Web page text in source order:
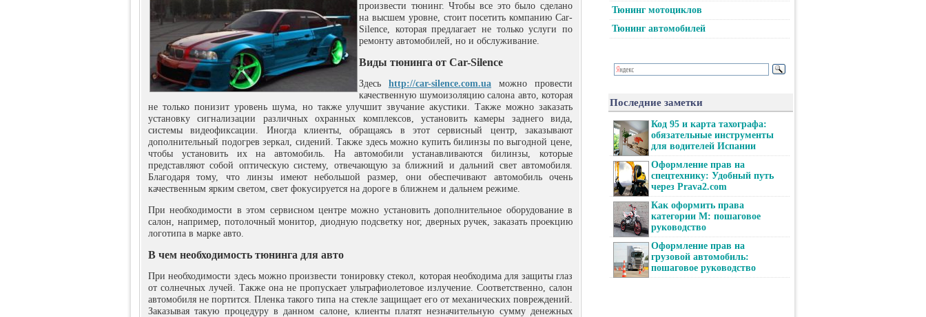
произвести тюнинг. Чтобы все это было сделано
на высшем уровне, стоит посетить компанию Car-
Silence, которая предлагает не только услуги по
ремонту автомобилей, но и обслуживание.
Виды тюнинга от Car-Silence
Здесь http://car-silence.com.ua можно провести
качественную шумоизоляцию салона авто, которая
не только понизит уровень шума, но также улучшит звучание акустики. Также можно заказать
установку сигнализации различных охранных комплексов, установить камеры заднего вида,
системы видеофиксации. Иногда клиенты, обращаясь в этот сервисный центр, заказывают
дополнительный подогрев зеркал, сидений. Также здесь можно купить билинзы по выгодной цене,
чтобы установить их на автомобиль. На автомобили устанавливаются билинзы, которые
представляют собой оптическую систему, отвечающую за ближний и дальний свет автомобиля.
Благодаря тому, что линзы имеют небольшой размер, они обеспечивают автомобиль очень
качественным ярким светом, свет фокусируется на дороге в ближнем и дальнем режиме.
При необходимости в этом сервисном центре можно установить дополнительное оборудование в
салон, например, потолочный монитор, диодную подсветку ног, дверных ручек, заказать проекцию
логотипа в марке авто.
В чем необходимость тюнинга для авто
При необходимости здесь можно произвести тонировку стекол, которая необходима для защиты глаз
от солнечных лучей. Также она не пропускает ультрафиолетовое излучение. Соответственно, салон
автомобиля не портится. Пленка такого типа на стекле защищает его от механических повреждений.
Заказывая такую процедуру в данном салоне, клиенты платят незначительную сумму денежных
Тюнинг мотоциклов
Тюнинг автомобилей
Последние заметки
Код 95 и карта тахографа:
обязательные инструменты
для водителей Испании
Оформление прав на
спецтехнику: Удобный путь
через Prava2.com
Как оформить права
категории М: пошаговое
руководство
Оформление прав на
грузовой автомобиль:
пошаговое руководство